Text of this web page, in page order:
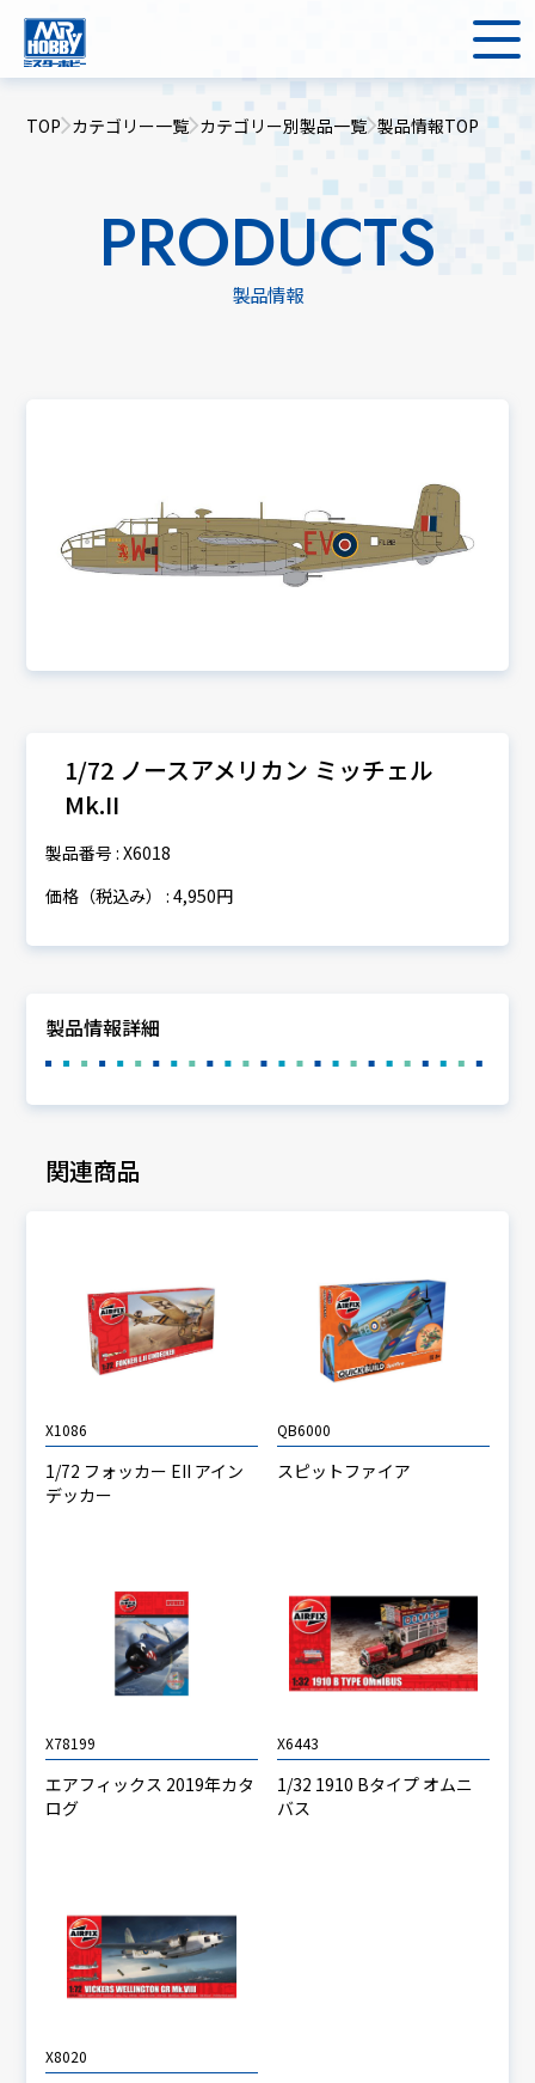
TOP カテゴリー一覧 カテゴリー別製品一覧 製品情報TOP
PRODUCTS
製品情報
1/72 ノースアメリカン ミッチェル
Mk.II
製品番号 : X6018
価格（税込み） : 4,950円
製品情報詳細
関連商品
X1086
1/72 フォッカー EII アイン
デッカー
QB6000
スピットファイア
X78199
エアフィックス 2019年カタ
ログ
X6443
1/32 1910 Bタイプ オムニ
バス
X8020